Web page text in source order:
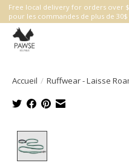
Free local delivery for orders over
pour les commandes de plus de 30$
Accueil / Ruffwear - Laisse